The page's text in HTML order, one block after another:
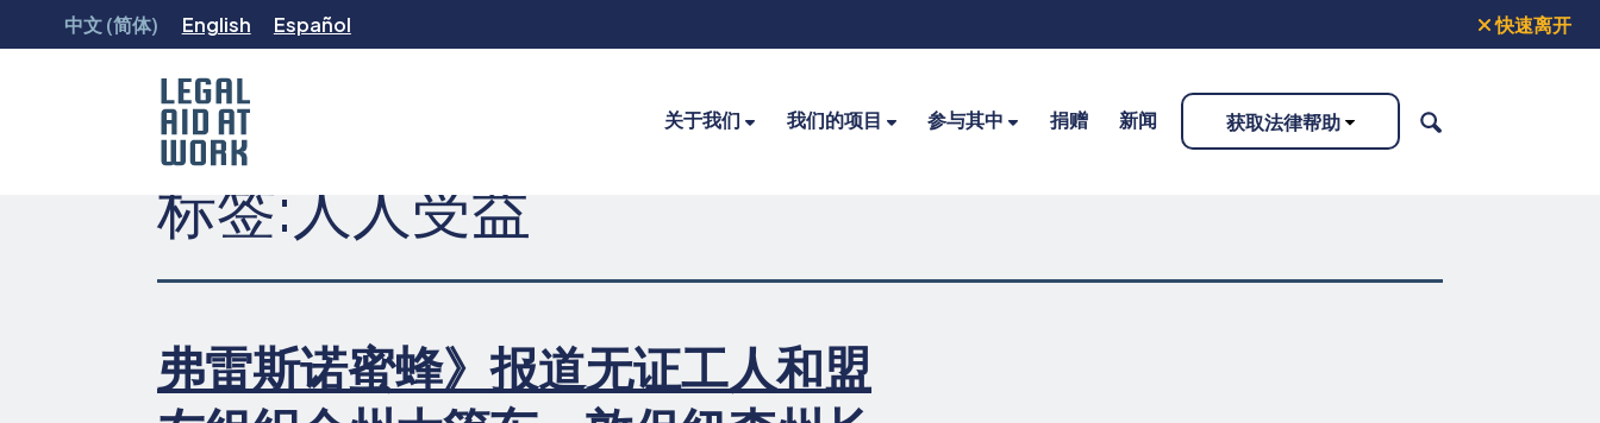
中文 (简体) English Español 快速离开
Legal
Aid
at
关于我们 我们的项目 参与其中 捐赠 新闻 获取法律帮助
搜
标签: 人人受益
弗雷斯诺蜜蜂》报道无证工人和盟